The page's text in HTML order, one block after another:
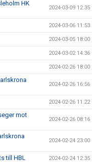
HK
2024-03-09 12:35
2024-03-06 11:53
2024-03-05 18:00
2024-03-02 14:36
2024-02-26 18:00
2024-02-26 16:56
2024-02-26 11:22
mot
2024-02-26 08:16
2024-02-24 23:00
till HBL 2024-02-24 12:35